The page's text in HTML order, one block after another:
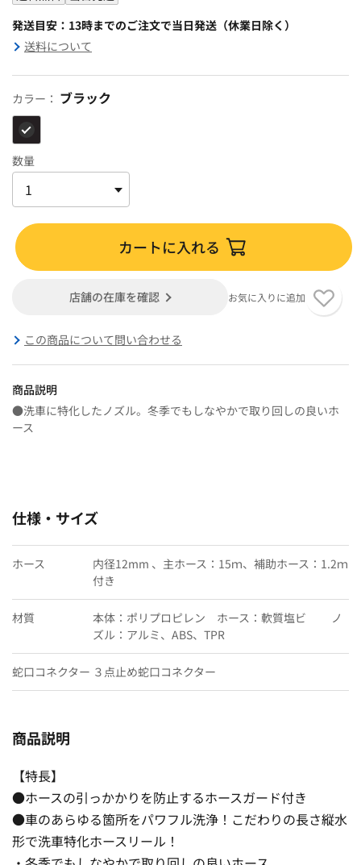
発送目安：13時までのご注文で当日発送（休業日除く）
送料について
カラー： ブラック
数量
カートに入れる
店舗の在庫を確認 お気に入りに追加
この商品について問い合わせる
商品説明
●洗車に特化したノズル。冬季でもしなやかで取り回しの良いホ
ース
仕様・サイズ
ホース
内径12mm 、主ホース：15ｍ、補助ホース：1.2ｍ
付き
材質
本体：ポリプロピレン ホース：軟質塩ビ ノ
ズル：アルミ、ABS、TPR
蛇口コネクター ３点止め蛇口コネクター
商品説明
【特長】
●ホースの引っかかりを防止するホースガード付き
●車のあらゆる箇所をパワフル洗浄！こだわりの長さ縦水
形で洗車特化ホースリール！